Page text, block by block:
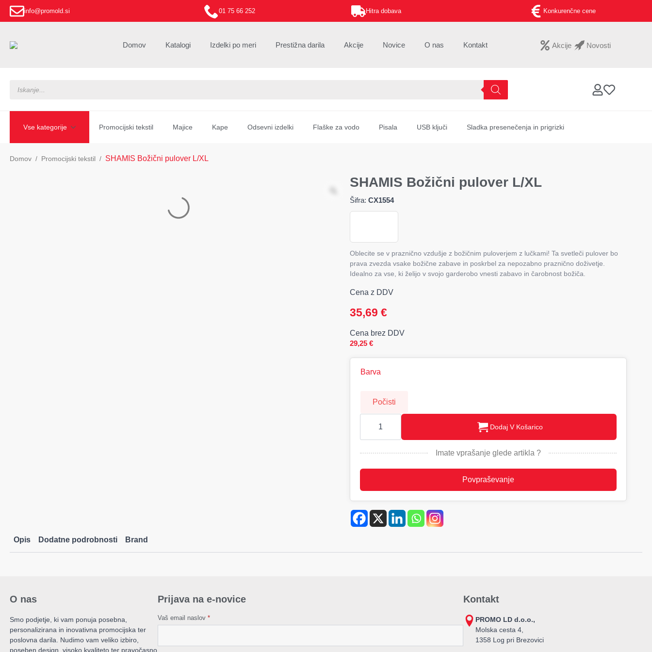
info@promold.si 01 75 66 252 Hitra dobava Konkurenčne cene
Domov Katalogi Izdelki po meri Prestižna darila Akcije Novice O nas Kontakt Akcije Novosti
search
Vse kategorije Promocijski tekstil Majice Kape Odsevni izdelki Flaške za vodo Pisala USB ključi Sladka presenečenja in prigrizki
Domov Promocijski tekstil SHAMIS Božični pulover L/XL
SHAMIS Božični pulover L/XL
Šifra:CX1554
Oblecite se v praznično vzdušje z božičnim puloverjem z lučkami! Ta svetleči pulover bo
prava zvezda vsake božične zabave in poskrbel za nepozabno praznično doživetje.
Idealno za vse, ki želijo v svojo garderobo vnesti zabavo in čarobnost božiča.
Cena z DDV
35,69€
Cena brez DDV
29,25€
Barva
Počisti
SHAMIS
Božični
L/XL
Dodaj V Košarico
Imate vprašanje glede artikla ?
Povpraševanje
Opis Dodatne podrobnosti Brand
O nas
Smo podjetje, ki vam ponuja posebna,
personalizirana in inovativna promocijska ter
poslovna darila. Nudimo vam veliko izbiro,
poseben design, visoko kvaliteto ter pravočasno
Prijava na e-novice
Vaš email naslov *
Kontakt
PROMO LD d.o.o.,
Molska cesta 4,
1358 Log pri Brezovici